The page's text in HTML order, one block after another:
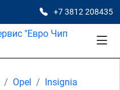
+7 3812 208435
Opel
Insignia